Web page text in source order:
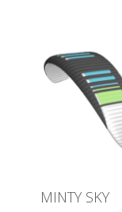
MINTY SKY